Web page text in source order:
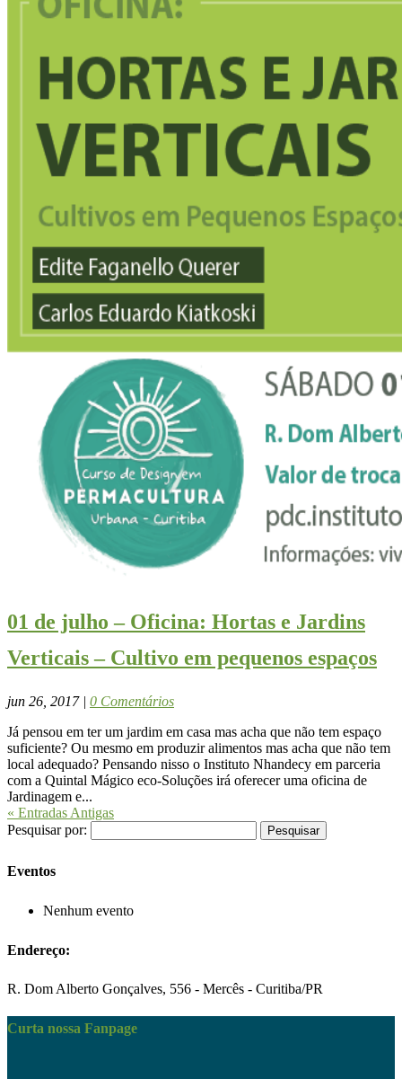
01 de julho – Oficina: Hortas e Jardins
Verticais – Cultivo em pequenos espaços
jun 26, 2017| 0 Comentários
Já pensou em ter um jardim em casa mas acha que não tem espaço
suficiente? Ou mesmo em produzir alimentos mas acha que não tem
local adequado? Pensando nisso o Instituto Nhandecy em parceria
com a Quintal Mágico eco-Soluções irá oferecer uma oficina de
Jardinagem e...
« Entradas Antigas
Pesquisar por:
Eventos
Nenhum evento
Endereço:
R. Dom Alberto Gonçalves, 556 - Mercês - Curitiba/PR
Curta nossa Fanpage